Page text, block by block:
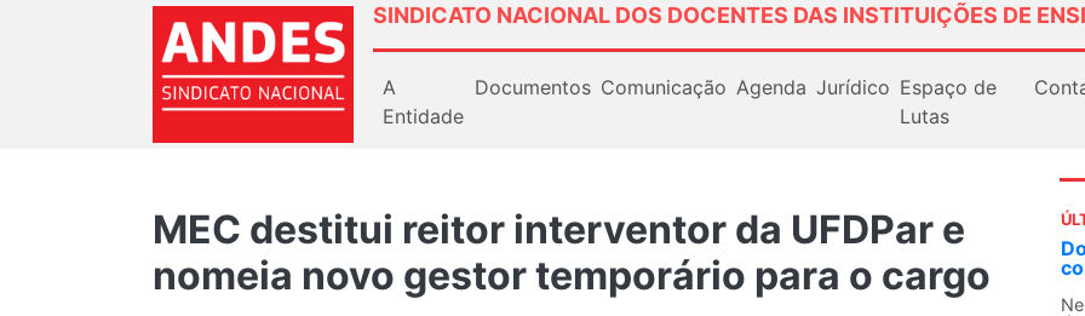
SINDICATO NACIONAL DOS DOCENTES DAS INSTITUIÇÕES DE
A
Entidade
Documentos Comunicação Agenda Jurídico Espaço de
Lutas
MEC destitui reitor interventor da UFDPar e
nomeia novo gestor temporário para o cargo
Docentes paralisam novamente as atividades
contra as políticas de Milei na Argentina
Nessa segunda-feira (3), sindicatos de docentes